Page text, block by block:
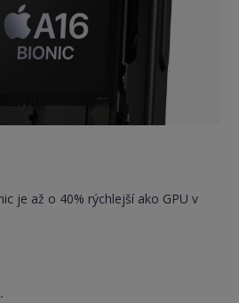
je až o 40% rýchlejší ako GPU v